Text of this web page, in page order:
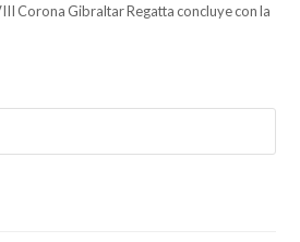
Corona Gibraltar Regatta concluye con la